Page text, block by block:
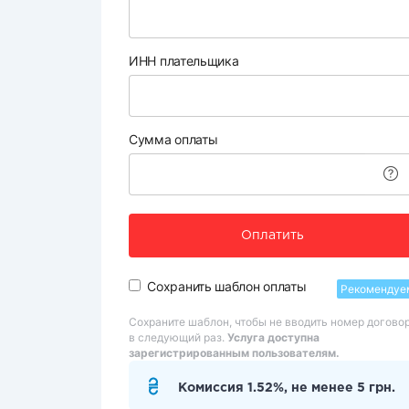
ИНН плательщика
Сумма оплаты
Оплатить
Сохранить шаблон оплаты
Сохраните шаблон, чтобы не вводить номер
в следующий раз. Услуга доступна
зарегистрированным пользователям.
Комиссия 1.52%, не менее 5 грн.